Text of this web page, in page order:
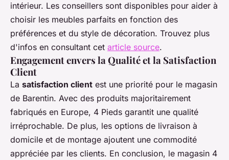
intérieur. Les conseillers sont disponibles pour aider à
choisir les meubles parfaits en fonction des
préférences et du style de décoration. Trouvez plus
d'infos en consultant cet article source.
Engagement envers la Qualité et la Satisfaction
Client
La satisfaction client est une priorité pour le magasin
de Barentin. Avec des produits majoritairement
fabriqués en Europe, 4 Pieds garantit une qualité
irréprochable. De plus, les options de livraison à
domicile et de montage ajoutent une commodité
appréciée par les clients. En conclusion, le magasin 4